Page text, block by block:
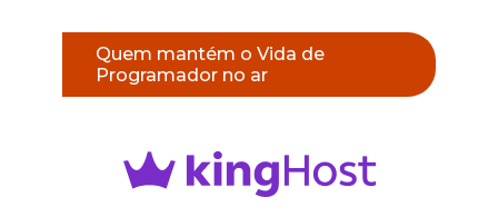
Quem mantém o Vida de
Programador no ar